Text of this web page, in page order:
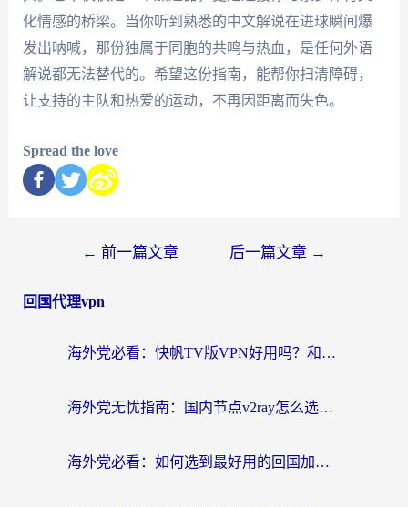
化情感的桥梁。当你听到熟悉的中文解说在进球瞬间爆
发出呐喊，那份独属于同胞的共鸣与热血，是任何外语
解说都无法替代的。希望这份指南，能帮你扫清障碍，
让支持的主队和热爱的运动，不再因距离而失色。
Spread the love
← 前一篇文章 后一篇文章 →
回国代理vpn
海外党必看：快帆TV版VPN好用吗？和快游VPN对比哪个回国效果更好？附实用避坑指南
海外党无忧指南：国内节点v2ray怎么选？一键回国VPN+多场景实测帮你避坑
海外党必看：如何选到最好用的回国加速器？从节点到售后的全维度指南